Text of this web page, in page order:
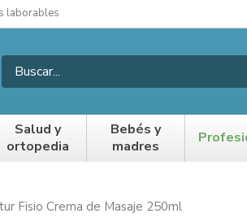
laborables
Salud y
ortopedia
Bebés y
madres
Fisio Crema de Masaje 250ml